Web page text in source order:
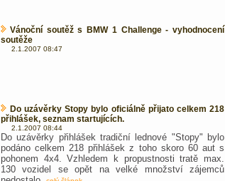
Vánoční soutěž s BMW 1 Challenge - vyhodnocení
soutěže
2.1.2007 08:47
Do uzávěrky Stopy bylo oficiálně přijato celkem 218
přihlášek, seznam startujících.
2.1.2007 08:44
Do uzávěrky přihlášek tradiční lednové "Stopy" bylo
podáno celkem 218 přihlášek z toho skoro 60 aut s
pohonem 4x4. Vzhledem k propustnosti tratě max.
130 vozidel se opět na velké množství zájemců